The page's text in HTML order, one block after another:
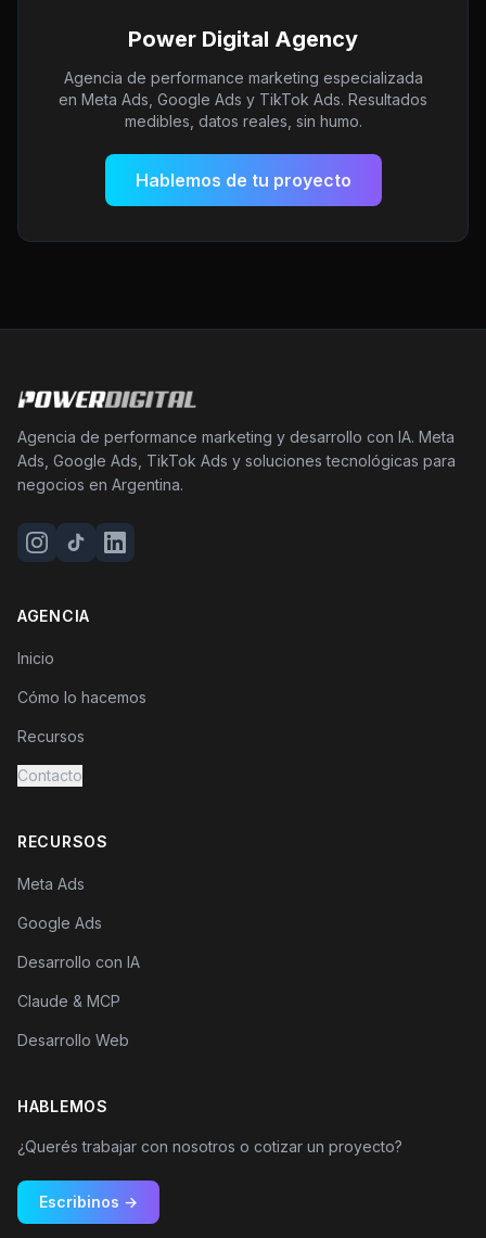
Power Digital Agency
Agencia de performance marketing especializada
en Meta Ads, Google Ads y TikTok Ads. Resultados
medibles, datos reales, sin humo.
Hablemos de tu proyecto
Agencia de performance marketing y desarrollo con IA. Meta
Ads, Google Ads, TikTok Ads y soluciones tecnológicas para
negocios en Argentina.
AGENCIA
Inicio
Cómo lo hacemos
Recursos
Contacto
RECURSOS
Meta Ads
Google Ads
Desarrollo con IA
Claude & MCP
Desarrollo Web
HABLEMOS
¿Querés trabajar con nosotros o cotizar un proyecto?
Escribinos →